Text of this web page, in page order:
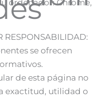
ordenador: Chrome,
RESPONSABILIDAD:
se ofrecen
de esta página no
exactitud, utilidad o